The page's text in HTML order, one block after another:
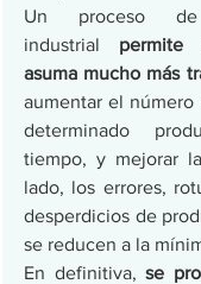
Un proceso de
industrial permite
asuma mucho más
aumentar el
determinado
tiempo, y mejorar
lado, los errores,
desperdicios de
se reducen a la
En definitiva, se